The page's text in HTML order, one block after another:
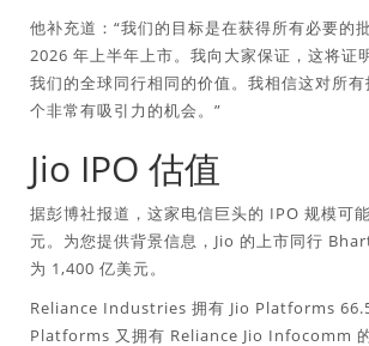
他补充道：“我们的目标是在获得所有必要的
2026 年上半年上市。我向大家保证，这将证
我们的全球同行相同的价值。我相信这对所
个非常有吸引力的机会。”
Jio IPO 估值
据彭博社报道，这家电信巨头的 IPO 规模可
元。为您提供背景信息，Jio 的上市同行
为 1,400 亿美元。
Reliance Industries 拥有 Jio Platforms
Platforms 又拥有 Reliance Jio Infocomm 的